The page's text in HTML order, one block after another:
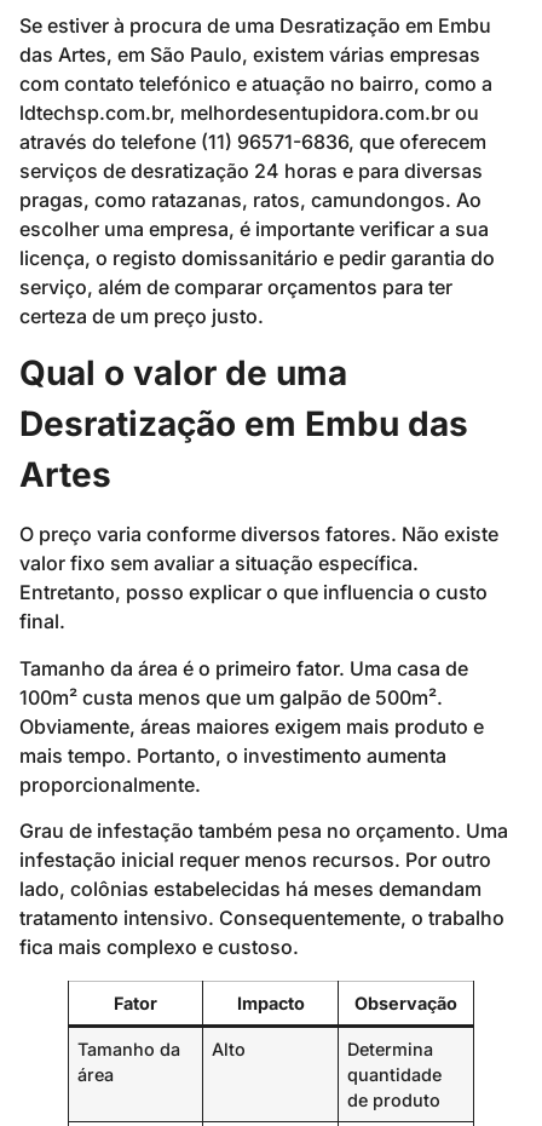
Se estiver à procura de uma Desratização em Embu
das Artes, em São Paulo, existem várias empresas
com contato telefónico e atuação no bairro, como a
ldtechsp.com.br, melhordesentupidora.com.br ou
através do telefone (11) 96571-6836, que oferecem
serviços de desratização 24 horas e para diversas
pragas, como ratazanas, ratos, camundongos. Ao
escolher uma empresa, é importante verificar a sua
licença, o registo domissanitário e pedir garantia do
serviço, além de comparar orçamentos para ter
certeza de um preço justo.
Qual o valor de uma
Desratização em Embu das
Artes
O preço varia conforme diversos fatores. Não existe
valor fixo sem avaliar a situação específica.
Entretanto, posso explicar o que influencia o custo
final.
Tamanho da área é o primeiro fator. Uma casa de
100m² custa menos que um galpão de 500m².
Obviamente, áreas maiores exigem mais produto e
mais tempo. Portanto, o investimento aumenta
proporcionalmente.
Grau de infestação também pesa no orçamento. Uma
infestação inicial requer menos recursos. Por outro
lado, colônias estabelecidas há meses demandam
tratamento intensivo. Consequentemente, o trabalho
fica mais complexo e custoso.
Fator Impacto Observação
Tamanho da
área
Alto
Determina
quantidade
de produto